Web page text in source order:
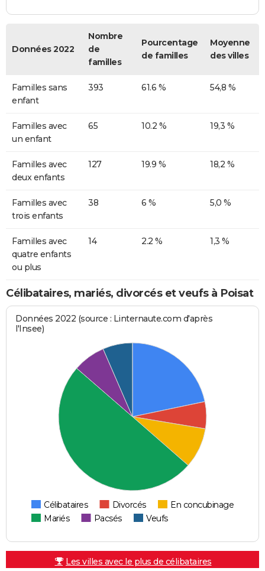
Données 2022
Nombre
de
familles
Pourcentage
de familles
Moyenne
des villes
Familles sans
enfant
393 61.6 % 54,8 %
Familles avec
un enfant
65 10.2 % 19,3 %
Familles avec
deux enfants
127 19.9 % 18,2 %
Familles avec
trois enfants
38 6 % 5,0 %
Familles avec
quatre enfants
ou plus
14 2.2 % 1,3 %
Célibataires, mariés, divorcés et veufs à Poisat
Données 2022 (source : Linternaute.com d'après
l'Insee)
Célibataires Divorcés
En concubinage
Mariés
Pacsés Veufs
Les villes avec le plus de célibataires